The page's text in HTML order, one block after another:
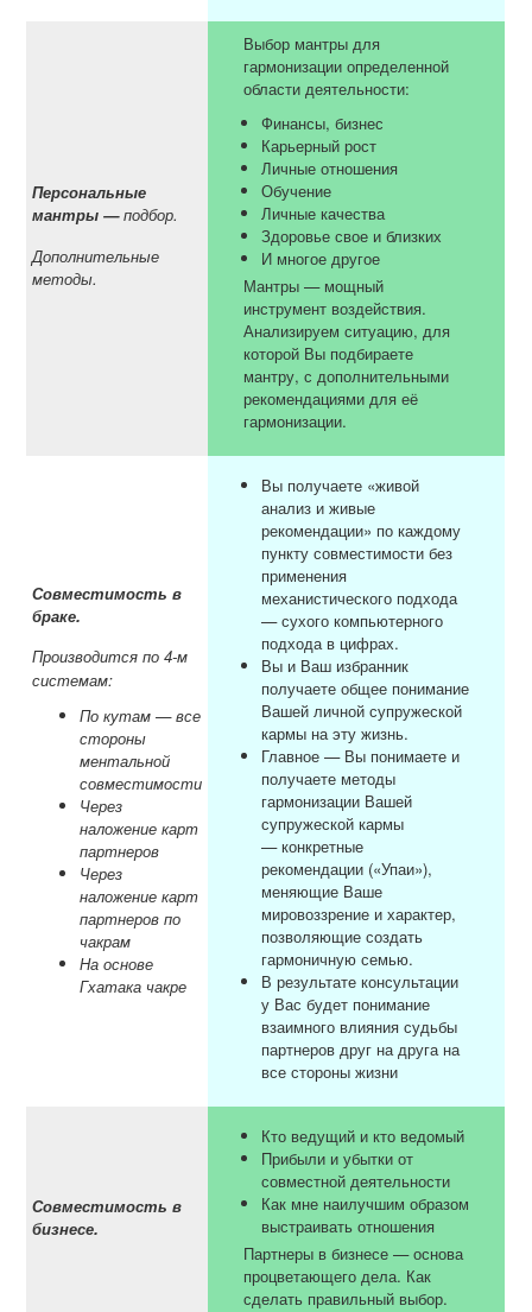
Персональные
мантры—подбор.
Дополнительные
методы.
Выбор мантры для
гармонизации определенной
области деятельности:
Финансы, бизнес
Карьерный рост
Личные отношения
Обучение
Личные качества
Здоровье свое и близких
И многое другое
Мантры — мощный
инструмент воздействия.
Анализируем ситуацию, для
которой Вы подбираете
мантру, с дополнительными
рекомендациями для её
гармонизации.
Совместимость в
браке.
Производится по 4-м
системам:
По кутам — все
стороны
ментальной
совместимости
Через
наложение карт
партнеров
Через
наложение карт
партнеров по
чакрам
На основе
Гхатака чакре
Вы получаете «живой
анализ и живые
рекомендации» по каждому
пункту совместимости без
применения
механистического подхода
— сухого компьютерного
подхода в цифрах.
Вы и Ваш избранник
получаете общее понимание
Вашей личной супружеской
кармы на эту жизнь.
Главное — Вы понимаете и
получаете методы
гармонизации Вашей
супружеской кармы
— конкретные
рекомендации («Упаи»),
меняющие Ваше
мировоззрение и характер,
позволяющие создать
гармоничную семью.
В результате консультации
у Вас будет понимание
взаимного влияния судьбы
партнеров друг на друга на
все стороны жизни
Совместимость в
бизнесе.
Кто ведущий и кто ведомый
Прибыли и убытки от
совместной деятельности
Как мне наилучшим образом
выстраивать отношения
Партнеры в бизнесе — основа
процветающего дела. Как
сделать правильный выбор.